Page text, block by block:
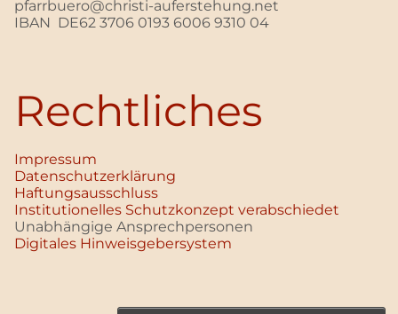
pfarrbuero@christi-auferstehung.net
IBAN DE62 3706 0193 6006 9310 04
Rechtliches
Impressum
Datenschutz­erklärung
Haftungsausschluss
Institutionelles Schutzkonzept verabschiedet
Unabhängige Ansprechpersonen
Digitales Hinweisgebersystem